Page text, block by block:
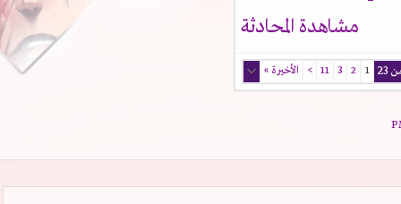
مشاهدة المحادثة
2
11
> الأخيرة»